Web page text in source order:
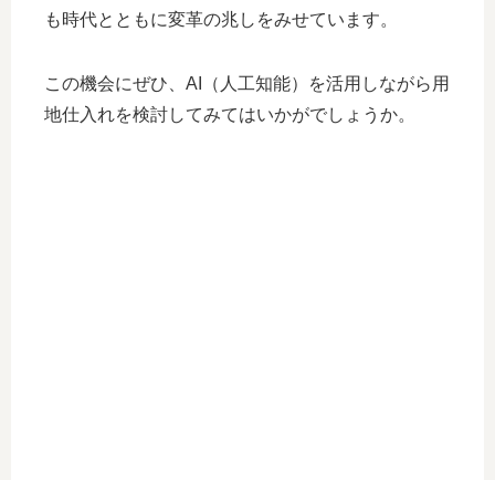
も時代とともに変革の兆しをみせています。
この機会にぜひ、AI（人工知能）を活用しながら用
地仕入れを検討してみてはいかがでしょうか。